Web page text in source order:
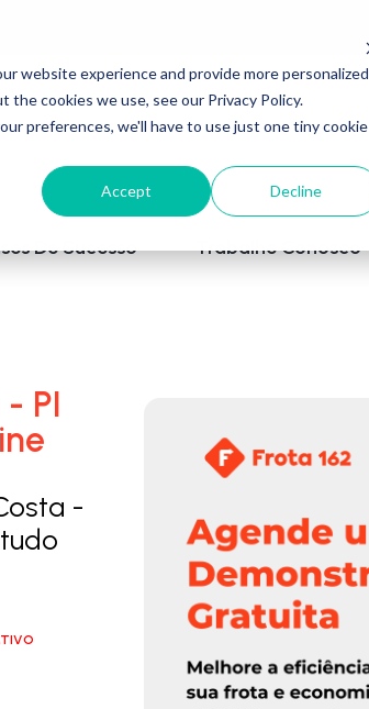
website experience and provide more personalized
cookies we use, see our Privacy Policy.
preferences, we'll have to use just one tiny cookie
Accept Decline
De Sucesso Trabalhe Conosco
PI
-